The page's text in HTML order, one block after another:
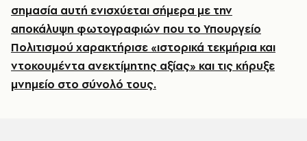
σημασία αυτή ενισχύεται σήμερα με την
αποκάλυψη φωτογραφιών που το Υπουργείο
Πολιτισμού χαρακτήρισε «ιστορικά τεκμήρια και
ντοκουμέντα ανεκτίμητης αξίας» και τις κήρυξε
μνημείο στο σύνολό τους.